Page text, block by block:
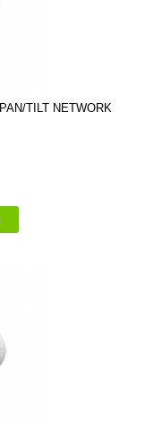
TILT NETWORK